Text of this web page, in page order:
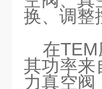
换、调整
在TEM
其功率来
力真空